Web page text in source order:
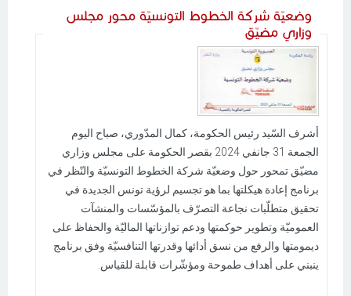
وضعيّة شركة الخطوط التونسيّة محور مجلس
وزاري مضيّق
أشرف السّيد رئيس الحكومة، كمال المدّوري، صباح اليوم
الجمعة 31 جانفي 2024 بقصر الحكومة على مجلس وزاري
مضيّق تمحور حول وضعيّة شركة الخطوط التونسيّة والنّظر في
برنامج إعادة هيكلتها بما هو تجسيم لرؤية تونس الجديدة في
تحقيق متطلّبات نجاعة التصرّف بالمؤسّسات والمنشآت
العموميّة وتطوير حوكمتها ودعم توازناتها الماليّة والحفاظ على
ديمومتها والرفع من نسق أدائها وقدرتها التنافسيّة وفق برنامج
ينبني على أهداف طموحة ومؤشّرات قابلة للقياس.